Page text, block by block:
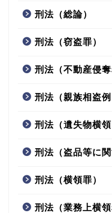
刑法（総論）
刑法（窃盗罪）
刑法（不動産侵奪
刑法（親族相盗例
刑法（遺失物横
刑法（盗品等に関
刑法（横領罪）
刑法（業務上横領